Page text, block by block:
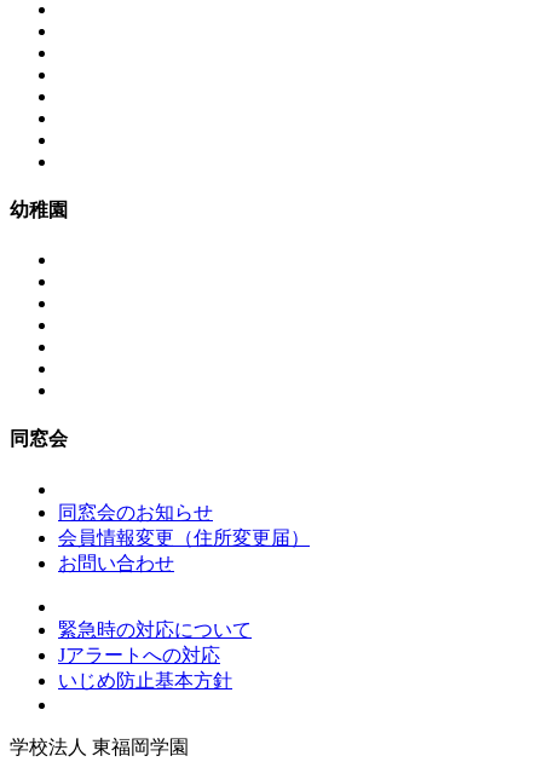
幼稚園
同窓会
同窓会のお知らせ
会員情報変更（住所変更届）
お問い合わせ
緊急時の対応について
Jアラートへの対応
いじめ防止基本方針
学校法人 東福岡学園